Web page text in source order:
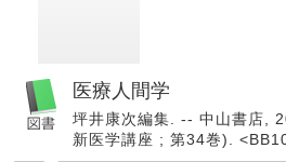
医療人間学
坪井康次編集. -- 中山書店,
新医学講座 ; 第34巻).